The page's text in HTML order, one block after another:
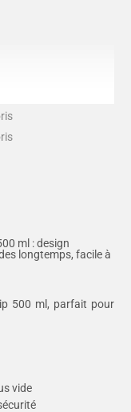
ml : design
longtemps, facile à
500 ml, parfait pour
vide